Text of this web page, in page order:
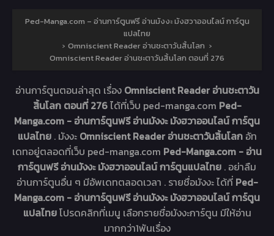
Ped-Manga.com – อ่านการ์ตูนฟรี อ่านมังงะ มังฮวาออนไลน์ การ์ตูน
แปลไทย
› Omniscient Reader อ่านชะตาวันสิ้นโลก ›
Omniscient Reader อ่านชะตาวันสิ้นโลก ตอนที่ 276
อ่านการ์ตูนตอนล่าสุด เรื่อง Omniscient Reader อ่านชะตาวัน
สิ้นโลก ตอนที่ 276ได้ที่เว็บ ped-manga.com Ped-
Manga.com - อ่านการ์ตูนฟรี อ่านมังงะ มังฮวาออนไลน์ การ์ตูน
แปลไทย . มังงะ Omniscient Reader อ่านชะตาวันสิ้นโลก อัท
เดทอยู่ตลอดที่เว็บ ped-manga.com Ped-Manga.com - อ่าน
การ์ตูนฟรี อ่านมังงะ มังฮวาออนไลน์ การ์ตูนแปลไทย . อย่าลืม
อ่านการ์ตูนอื่น ๆ มีอัพเดทตลอดเวลา . รายชื่อมังงะ ได้ที่ Ped-
Manga.com - อ่านการ์ตูนฟรี อ่านมังงะ มังฮวาออนไลน์ การ์ตูน
แปลไทยโปรดคลิกที่เมนู เลือกรายชื่อมังงะการ์ตูน มีให้อ่าน
มากกว่า1พันเรื่อง